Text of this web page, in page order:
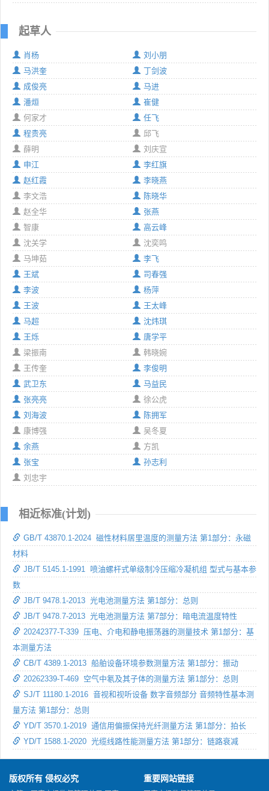
起草人
肖杨
刘小朋
马洪奎
丁剑波
成俊亮
马进
潘烜
崔健
何家才
任飞
程贵亮
邱飞
薛明
刘庆宣
申江
李红旗
赵红霞
李晓燕
李文浩
陈晓华
赵全华
张燕
智康
高云峰
沈关学
沈奕鸣
马坤茹
李飞
王斌
司春强
李波
杨萍
王波
王太峰
马超
沈炜琪
王烁
唐学平
梁振南
韩晓婉
王传奎
李俊明
武卫东
马益民
张亮亮
徐公虎
刘海波
陈拥军
康博强
吴冬夏
余燕
方凯
张宝
孙志利
刘忠宇
相近标准(计划)
GB/T 43870.1-2024 磁性材料居里温度的测量方法 第1部分：永磁
材料
JB/T 5145.1-1991 喷油螺杆式单级制冷压缩冷凝机组 型式与基本参
数
JB/T 9478.1-2013 光电池测量方法 第1部分：总则
JB/T 9478.7-2013 光电池测量方法 第7部分：暗电流温度特性
20242377-T-339 压电、介电和静电振荡器的测量技术 第1部分：基
本测量方法
CB/T 4389.1-2013 船舶设备环境参数测量方法 第1部分：振动
20262339-T-469 空气中氡及其子体的测量方法 第1部分：总则
SJ/T 11180.1-2016 音视和视听设备 数字音频部分 音频特性基本测
量方法 第1部分：总则
YD/T 3570.1-2019 通信用偏振保持光纤测量方法 第1部分：拍长
YD/T 1588.1-2020 光缆线路性能测量方法 第1部分：链路衰减
版权所有 侵权必究 重要网站链接